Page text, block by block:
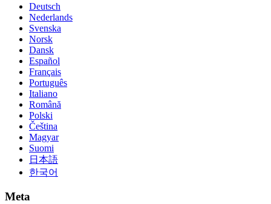
Deutsch
Nederlands
Svenska
Norsk
Dansk
Español
Français
Português
Italiano
Română
Polski
Čeština
Magyar
Suomi
日本語
한국어
Meta